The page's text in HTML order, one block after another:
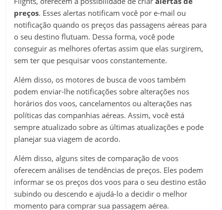
preços. Esses alertas notificam você por e-mail ou
notificação quando os preços das passagens aéreas para
o seu destino flutuam. Dessa forma, você pode
conseguir as melhores ofertas assim que elas surgirem,
sem ter que pesquisar voos constantemente.
Além disso, os motores de busca de voos também
podem enviar-lhe notificações sobre alterações nos
horários dos voos, cancelamentos ou alterações nas
políticas das companhias aéreas. Assim, você está
sempre atualizado sobre as últimas atualizações e pode
planejar sua viagem de acordo.
Além disso, alguns sites de comparação de voos
oferecem análises de tendências de preços. Eles podem
informar se os preços dos voos para o seu destino estão
subindo ou descendo e ajudá-lo a decidir o melhor
momento para comprar sua passagem aérea.